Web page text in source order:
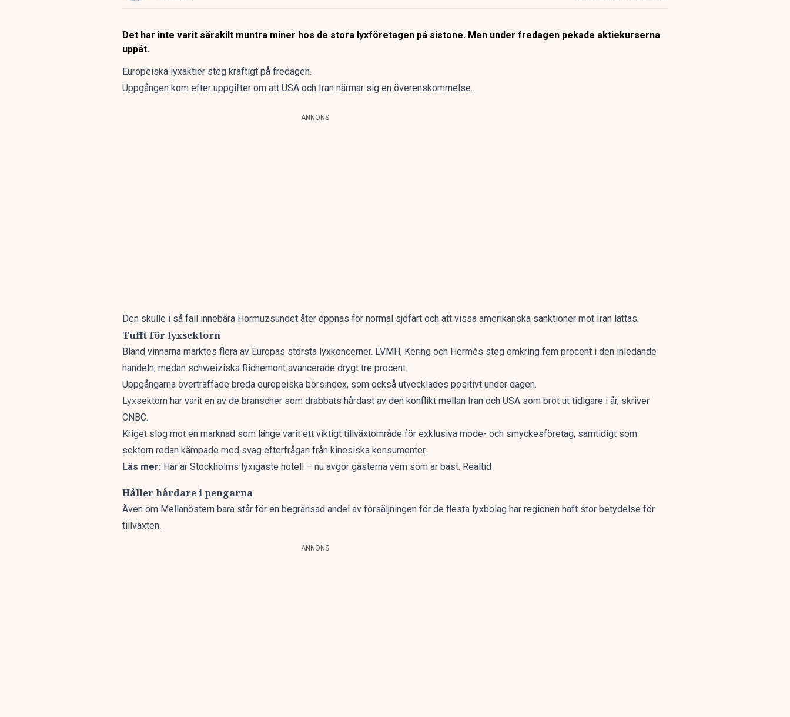
Det har inte varit särskilt muntra miner hos de stora lyxföretagen på sistone. Men under fredagen pekade aktiekurserna
uppåt.
Europeiska lyxaktier steg kraftigt på fredagen.
Uppgången kom efter uppgifter om att USA och Iran närmar sig en överenskommelse.
ANNONS
Den skulle i så fall innebära Hormuzsundet åter öppnas för normal sjöfart och att vissa amerikanska sanktioner mot Iran lättas.
Tufft för lyxsektorn
Bland vinnarna märktes flera av Europas största lyxkoncerner. LVMH, Kering och Hermès steg omkring fem procent i den inledande
handeln, medan schweiziska Richemont avancerade drygt tre procent.
Uppgångarna överträffade breda europeiska börsindex, som också utvecklades positivt under dagen.
Lyxsektorn har varit en av de branscher som drabbats hårdast av den konflikt mellan Iran och USA som bröt ut tidigare i år, skriver
CNBC.
Kriget slog mot en marknad som länge varit ett viktigt tillväxtområde för exklusiva mode- och smyckesföretag, samtidigt som
sektorn redan kämpade med svag efterfrågan från kinesiska konsumenter.
Läs mer: Här är Stockholms lyxigaste hotell – nu avgör gästerna vem som är bäst. Realtid
Håller hårdare i pengarna
Även om Mellanöstern bara står för en begränsad andel av försäljningen för de flesta lyxbolag har regionen haft stor betydelse för
tillväxten.
ANNONS